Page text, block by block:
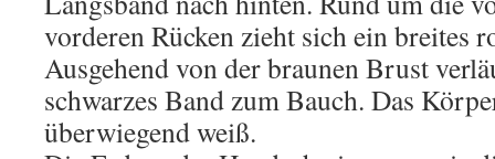
vorderen Rücken zieht sich ein breites
Ausgehend von der braunen Brust
schwarzes Band zum Bauch. Das
überwiegend weiß.